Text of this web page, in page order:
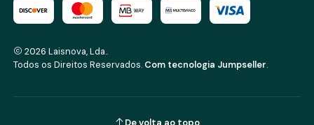
2026 Laisnova, Lda..
Todos os Direitos Reservados. Com tecnologia Jumpseller.
De volta ao topo